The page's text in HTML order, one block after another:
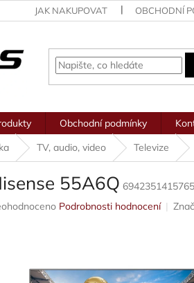
JAK NAKUPOVAT OBCHODNÍ
Obchodní podmínky
TV, audio, video Televize
55A6Q 6942351415765
Podrobnosti hodnocení